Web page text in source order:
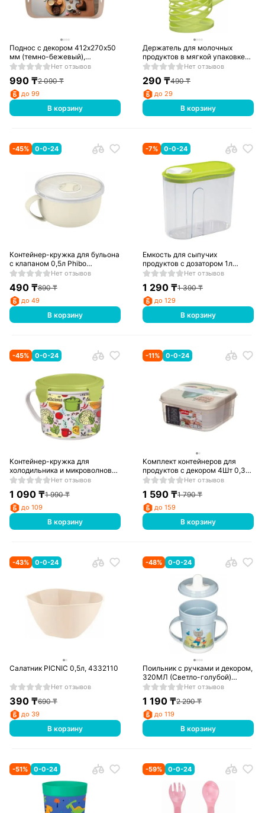
Поднос с декором 412х270х50
мм (темно-бежевый),
431282832 Нет отзывов
990₸2 090₸
до 99
В корзину
Держатель для молочных
продуктов в мягкой упаковке
1л Phibo 431294807
Нет отзывов
290 ₸490₸
до 29
В корзину
-45% 0-0-24
Контейнер-кружка для бульона
с клапаном 0,5л Phibo
433248907 Нет отзывов
490₸890₸
до 49
В корзину
-7% 0-0-24
Емкость для сыпучих
продуктов с дозатором 1л
БытПласт
Нет отзывов
1 290 ₸1 390₸
до 129
В корзину
-45% 0-0-24
Контейнер-кружка для
холодильника и микроволновой
печи take&go с декором 0,85 л
Нет отзывов
1 090₸1 990₸
до 109
В корзину
-11% 0-0-24
Комплект контейнеров для
продуктов с декором 4Шт 0,3Л
+ 0,45Л + 0,65Л + 1Л
Нет отзывов
1 590 ₸1 790₸
до 159
В корзину
-43% 0-0-24
Салатник PICNIC 0,5л, 4332110
Нет отзывов
390₸690₸
до 39
В корзину
-48% 0-0-24
Поильник с ручками и декором,
320МЛ (Светло-голубой)
431313231 Нет отзывов
1 190 ₸2 290₸
до 119
В корзину
-51% 0-0-24 -59% 0-0-24